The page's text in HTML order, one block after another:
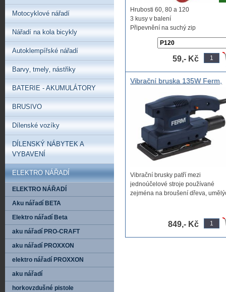
Hrubosti 60, 80 a 120
3 kusy v balení
Připevnění na suchý zip
59,- Kč
Vibrační bruska 135W Ferm,
Vibrační brusky patří mezi
jednoúčelové stroje používané
zejména na broušení dřeva,
849,- Kč
Motocyklové nářadí
Nářadí na kola bicykly
Autoklempířské nářadí
Barvy‚ tmely‚ nástřiky
BATERIE - AKUMULÁTORY
BRUSIVO
Dílenské vozíky
DÍLENSKÝ NÁBYTEK A
VYBAVENÍ
ELEKTRO NÁŘADÍ
ELEKTRO NÁŘADÍ
Aku nářadí BETA
Elektro nářadí Beta
aku nářadí PRO-CRAFT
aku nářadí PROXXON
elektro nářadí PROXXON
aku nářadí
horkovzdušné pistole